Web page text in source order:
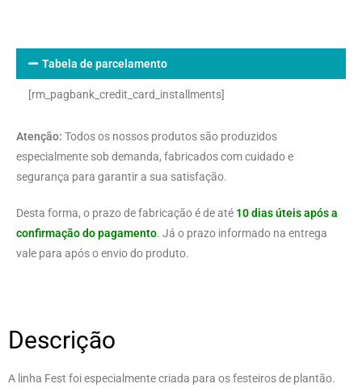
Tabela de parcelamento
[rm_pagbank_credit_card_installments]
Atenção: Todos os nossos produtos são produzidos
especialmente sob demanda, fabricados com cuidado e
segurança para garantir a sua satisfação.
Desta forma, o prazo de fabricação é de até 10 dias úteis após a
confirmação do pagamento. Já o prazo informado na entrega
vale para após o envio do produto.
Descrição
A linha Fest foi especialmente criada para os festeiros de plantão.